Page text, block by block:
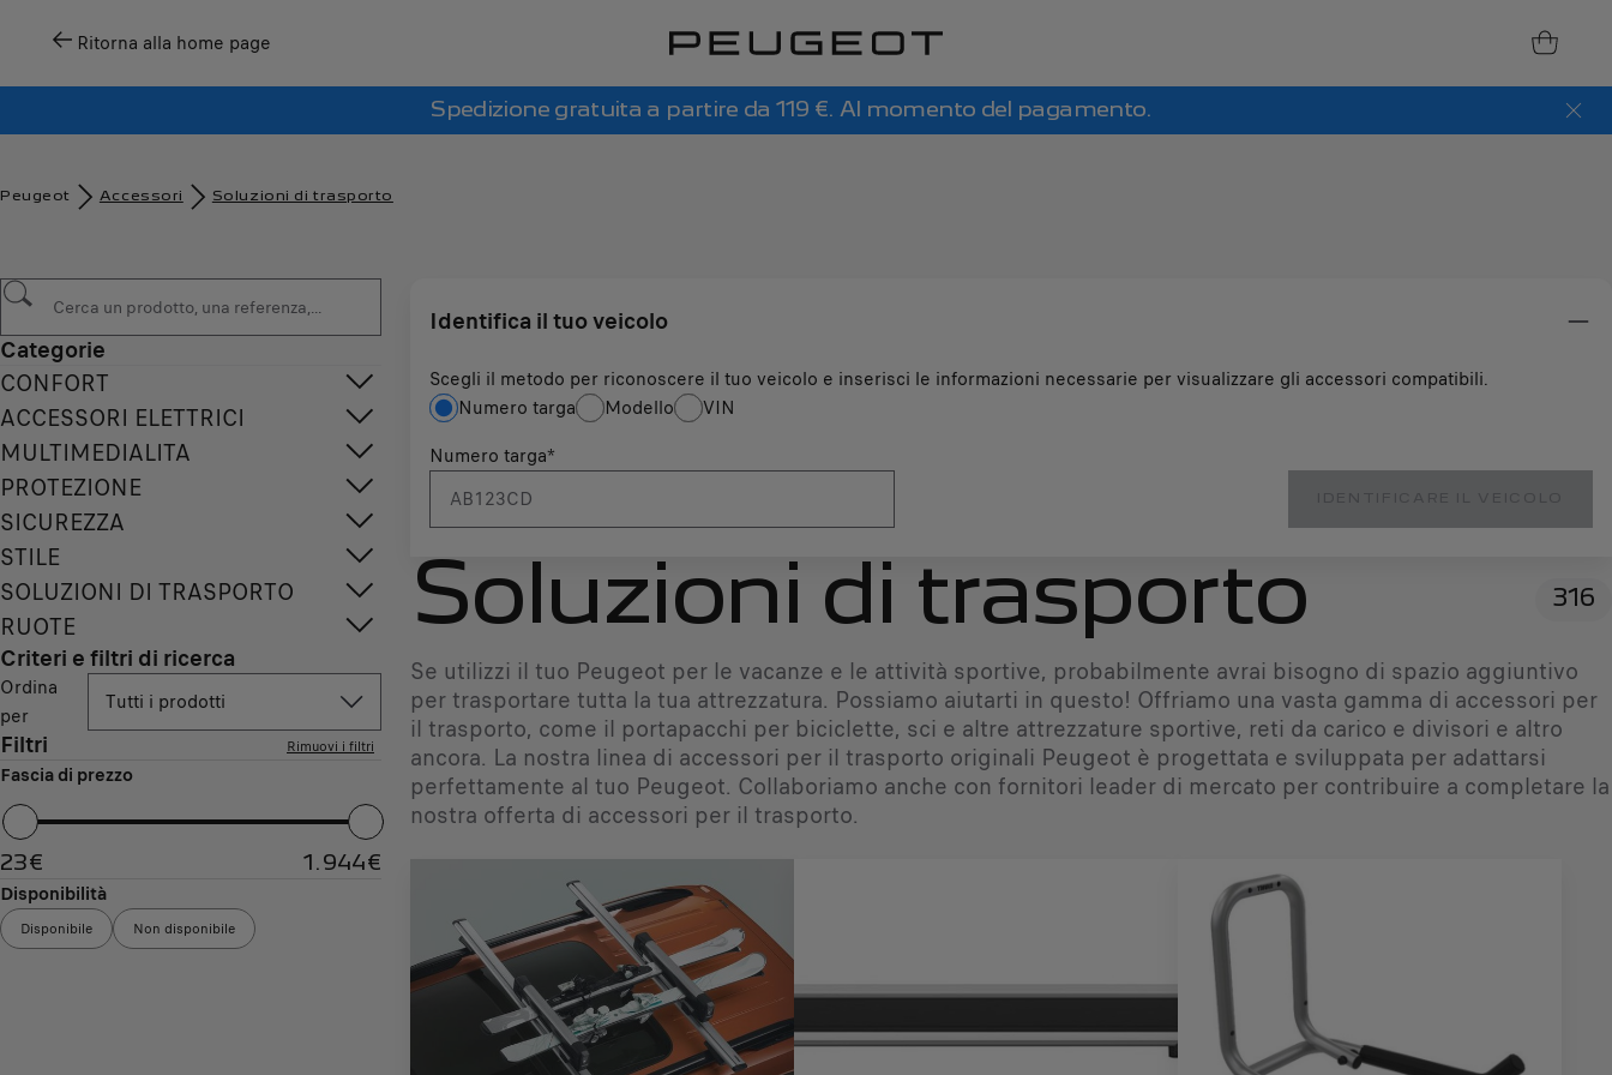
Ritorna alla home page
Spedizione gratuita a partire da 119 €. Al momento del pagamento.
Peugeot Accessori Soluzioni di trasporto
Categorie
CONFORT
ACCESSORI ELETTRICI
MULTIMEDIALITA
PROTEZIONE
SICUREZZA
STILE
SOLUZIONI DI TRASPORTO
RUOTE
Criteri e filtri di ricerca
Ordina
per
Tutti i prodotti
Filtri Rimuovi i filtri
Fascia di prezzo
23€ 1.944€
Disponibilità
Disponibile Non disponibile
Identifica il tuo veicolo
Scegli il metodo per riconoscere il tuo veicolo e inserisci le informazioni necessarie per visualizzare gli accessori compatibili.
Numero targa
Modello
VIN
Numero targa*
Soluzioni di trasporto 316
Se utilizzi il tuo Peugeot per le vacanze e le attività sportive, probabilmente avrai bisogno di spazio aggiuntivo
per trasportare tutta la tua attrezzatura. Possiamo aiutarti in questo! Offriamo una vasta gamma di accessori per
il trasporto, come il portapacchi per biciclette, sci e altre attrezzature sportive, reti da carico e divisori e altro
ancora. La nostra linea di accessori per il trasporto originali Peugeot è progettata e sviluppata per adattarsi
perfettamente al tuo Peugeot. Collaboriamo anche con fornitori leader di mercato per contribuire a completare la
nostra offerta di accessori per il trasporto.